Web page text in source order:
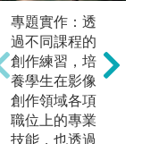
析：
在理論的學習
基礎上，透過
實際發生的案
例來探討各種
可能的解決方
專題實作：透
過不同課程的
創作練習，培
養學生在影像
創作領域各項
職位上的專業
技能，也透過